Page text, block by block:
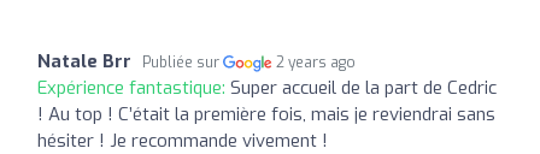
Natale Brr Publiée sur 2 years ago
Expérience fantastique: Super accueil de la part de Cedric
! Au top ! C’était la première fois, mais je reviendrai sans
hésiter ! Je recommande vivement !